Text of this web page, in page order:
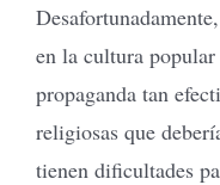
en la cultura
propaganda tan
religiosas que
tienen dificultades